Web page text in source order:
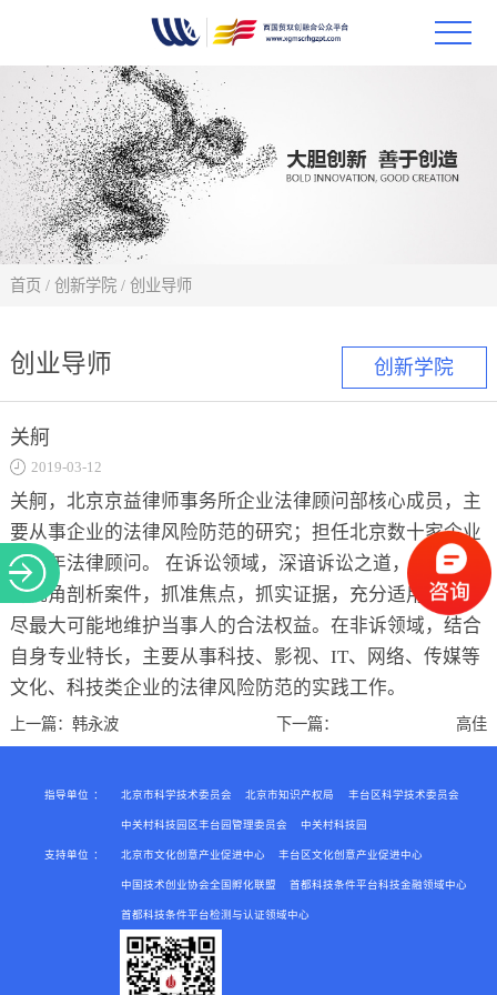
政策
合作
关于
创新学院
首页 / 创新学院 / 创业导师
创业导师
关舸
2019-03-12
关舸，北京京益律师事务所企业法律顾问部核心成员，主
要从事企业的法律风险防范的研究；担任北京数十家企业
的常年法律顾问。 在诉讼领域，深谙诉讼之道，能以法官
的视角剖析案件，抓准焦点，抓实证据，充分适用法律，
尽最大可能地维护当事人的合法权益。在非诉领域，结合
自身专业特长，主要从事科技、影视、IT、网络、传媒等
文化、科技类企业的法律风险防范的实践工作。
上一篇： 韩永波 下一篇： 高佳
指导单位 ： 北京市科学技术委员会 北京市知识产权局 丰台区科学技术委员会
中关村科技园区丰台园管理委员会 中关村科技园
支持单位 ： 北京市文化创意产业促进中心 丰台区文化创意产业促进中心
中国技术创业协会全国孵化联盟 首都科技条件平台科技金融领域中心
首都科技条件平台检测与认证领域中心